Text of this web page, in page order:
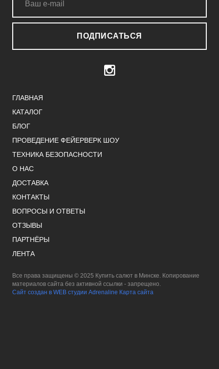
ПОДПИСАТЬСЯ
ГЛАВНАЯ
КАТАЛОГ
БЛОГ
ПРОВЕДЕНИЕ ФЕЙЕРВЕРК ШОУ
ТЕХНИКА БЕЗОПАСНОСТИ
О НАС
ДОСТАВКА
КОНТАКТЫ
ВОПРОСЫ И ОТВЕТЫ
ОТЗЫВЫ
ПАРТНЁРЫ
ЛЕНТА
Все права защищены © 2025 Купить салют в Минске. Копирование
материалов сайта без активной ссылки - запрещено.
Сайт создан в WEB студии Adrenaline Карта сайта